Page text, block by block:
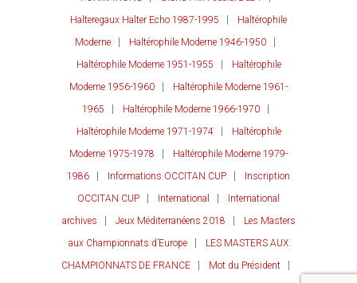
Halteregaux Halter Echo 1987-1995
Haltérophile
Moderne
Haltérophile Moderne 1946-1950
Haltérophile Moderne 1951-1955
Haltérophile
Moderne 1956-1960
Haltérophile Moderne 1961-
1965
Haltérophile Moderne 1966-1970
Haltérophile Moderne 1971-1974
Haltérophile
Moderne 1975-1978
Haltérophile Moderne 1979-
1986
Informations OCCITAN CUP
Inscription
OCCITAN CUP
International
International
archives
Jeux Méditerranéens 2018
Les Masters
aux Championnats d’Europe
LES MASTERS AUX
CHAMPIONNATS DE FRANCE
Mot du Président